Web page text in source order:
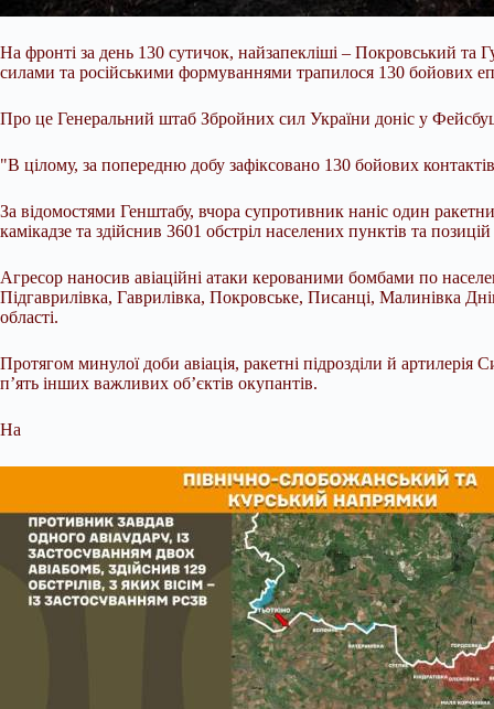
На фронті за день 130 сутичок, найзапекліші – Покровський
силами та російськими формуваннями трапилося 130 бойових
Про це Генеральний штаб Збройних сил України доніс у
"В цілому, за попередню добу зафіксовано 130 бойових
За відомостями Генштабу, вчора супротивник наніс один
камікадзе та здійснив 3601 обстріл населених пунктів та
Агресор наносив авіаційні атаки керованими бомбами по
Підгаврилівка, Гаврилівка, Покровське, Писанці, Малинівка
області.
Протягом минулої доби авіація, ракетні підрозділи й
п’ять інших важливих об’єктів окупантів.
На